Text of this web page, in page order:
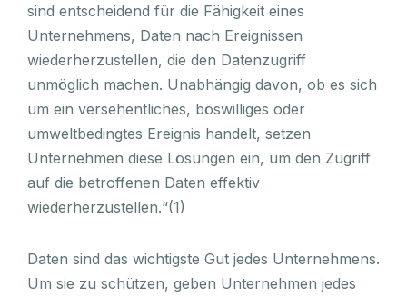
sind entscheidend für die Fähigkeit eines
Unternehmens, Daten nach Ereignissen
wiederherzustellen, die den Datenzugriff
unmöglich machen. Unabhängig davon, ob es sich
um ein versehentliches, böswilliges oder
umweltbedingtes Ereignis handelt, setzen
Unternehmen diese Lösungen ein, um den Zugriff
auf die betroffenen Daten effektiv
wiederherzustellen.“(1)
Daten sind das wichtigste Gut jedes Unternehmens.
Um sie zu schützen, geben Unternehmen jedes